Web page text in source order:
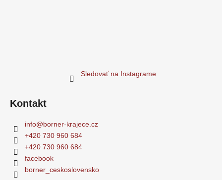
Sledovať na Instagrame
Kontakt
info@borner-krajece.cz
+420 730 960 684
+420 730 960 684
facebook
borner_ceskoslovensko